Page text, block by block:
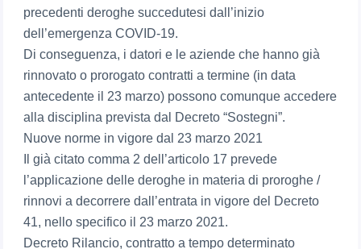
precedenti deroghe succedutesi dall’inizio
dell’emergenza COVID-19.
Di conseguenza, i datori e le aziende che hanno già
rinnovato o prorogato contratti a termine (in data
antecedente il 23 marzo) possono comunque accedere
alla disciplina prevista dal Decreto “Sostegni”.
Nuove norme in vigore dal 23 marzo 2021
Il già citato comma 2 dell’articolo 17 prevede
l’applicazione delle deroghe in materia di proroghe /
rinnovi a decorrere dall’entrata in vigore del Decreto
41, nello specifico il 23 marzo 2021.
Decreto Rilancio, contratto a tempo determinato